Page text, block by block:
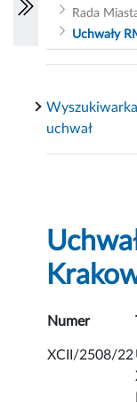
Rada
Uchwały
Wyszukiwarka
uchwał
Numer
XCII/2508/22